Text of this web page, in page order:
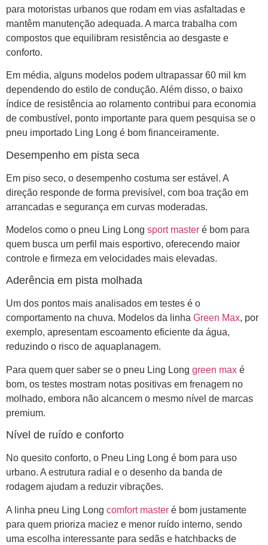
para motoristas urbanos que rodam em vias asfaltadas e
mantêm manutenção adequada. A marca trabalha com
compostos que equilibram resistência ao desgaste e
conforto.
Em média, alguns modelos podem ultrapassar 60 mil km
dependendo do estilo de condução. Além disso, o baixo
índice de resistência ao rolamento contribui para economia
de combustível, ponto importante para quem pesquisa se o
pneu importado Ling Long é bom financeiramente.
Desempenho em pista seca
Em piso seco, o desempenho costuma ser estável. A
direção responde de forma previsível, com boa tração em
arrancadas e segurança em curvas moderadas.
Modelos como o pneu Ling Long sport master é bom para
quem busca um perfil mais esportivo, oferecendo maior
controle e firmeza em velocidades mais elevadas.
Aderência em pista molhada
Um dos pontos mais analisados em testes é o
comportamento na chuva. Modelos da linha Green Max, por
exemplo, apresentam escoamento eficiente da água,
reduzindo o risco de aquaplanagem.
Para quem quer saber se o pneu Ling Long green max é
bom, os testes mostram notas positivas em frenagem no
molhado, embora não alcancem o mesmo nível de marcas
premium.
Nível de ruído e conforto
No quesito conforto, o Pneu Ling Long é bom para uso
urbano. A estrutura radial e o desenho da banda de
rodagem ajudam a reduzir vibrações.
A linha pneu Ling Long comfort master é bom justamente
para quem prioriza maciez e menor ruído interno, sendo
uma escolha interessante para sedãs e hatchbacks de